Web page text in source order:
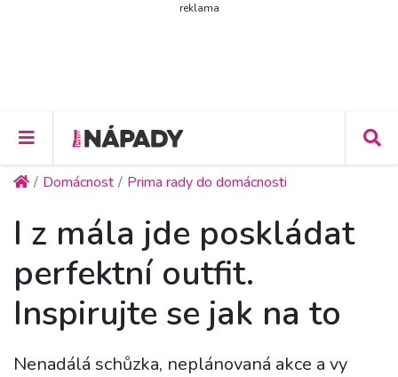
reklama
Domácnost Prima rady do domácnosti
I z mála jde poskládat
perfektní outfit.
Inspirujte se jak na to
Nenadálá schůzka, neplánovaná akce a vy